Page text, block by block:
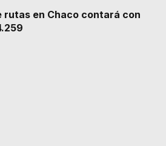
rutas en Chaco contará con